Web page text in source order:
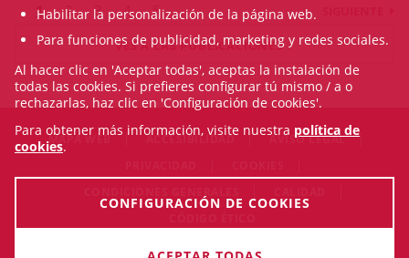
1 2 3 4 5
VES A LAS PUBLICACIONES
MAPA WEB ACCESIBILIDAD
AVISO LEGAL
© Sun Aug 09 01:13:53 CEST 2026 Il·lustre Col·legi de
Habilitar la personalización de la página web.
Para funciones de publicidad, marketing y redes sociales.
Al hacer clic en 'Aceptar todas', aceptas la instalación de
todas las cookies. Si prefieres configurar tú mismo / a o
rechazarlas, haz clic en 'Configuración de cookies'.
Para obtener más información, visite nuestra política de
cookies.
CONFIGURACIÓN DE COOKIES